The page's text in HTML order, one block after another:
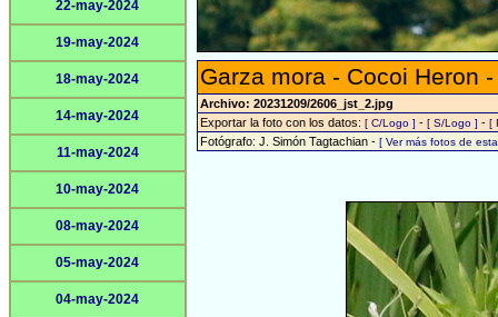
22-may-2024
19-may-2024
18-may-2024
14-may-2024
11-may-2024
10-may-2024
08-may-2024
05-may-2024
04-may-2024
Garza mora - Cocoi Heron
Archivo: 20231209/2606_jst_2.jpg
Exportar la foto con los datos: [ C/Logo ] - [ S/Logo ] - [
Fotógrafo: J. Simón Tagtachian - [ Ver más fotos de